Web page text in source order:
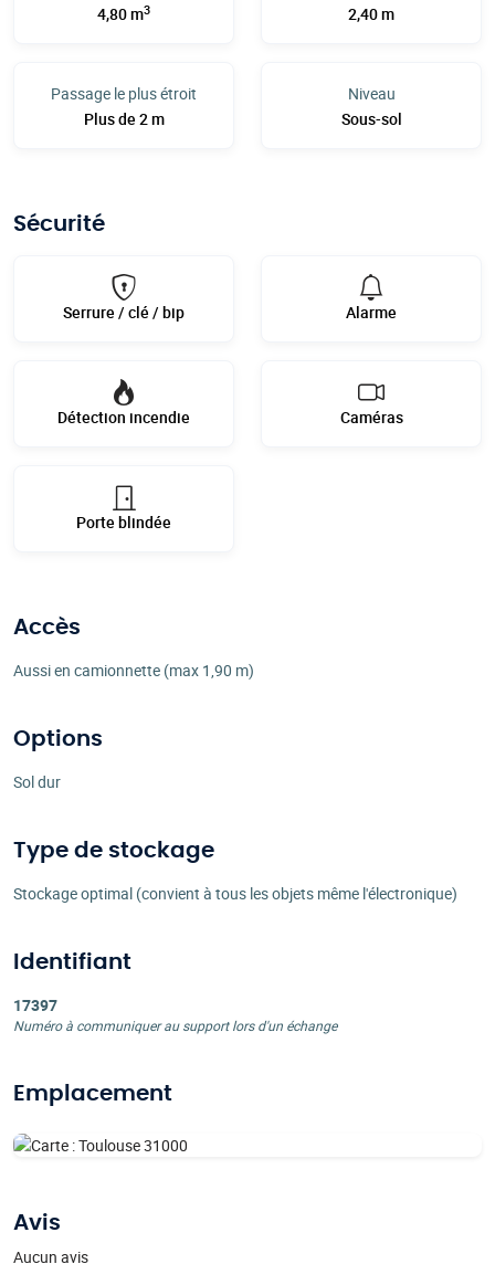
4,80 m3
2,40 m
Passage le plus étroit
Plus de 2 m
Niveau
Sous-sol
Sécurité
Serrure / clé / bip Alarme
Détection incendie Caméras
Porte blindée
Accès
Aussi en camionnette (max 1,90 m)
Options
Sol dur
Type de stockage
Stockage optimal (convient à tous les objets même l'électronique)
Identifiant
17397
Numéro à communiquer au support lors d'un échange
Emplacement
Avis
Aucun avis